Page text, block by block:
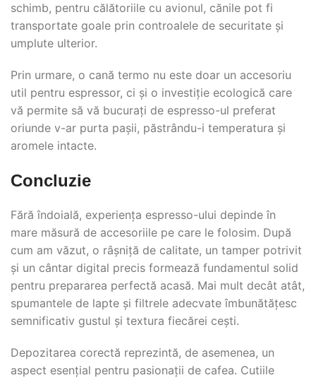
schimb, pentru călătoriile cu avionul, cănile pot fi
transportate goale prin controalele de securitate și
umplute ulterior.
Prin urmare, o cană termo nu este doar un accesoriu
util pentru espressor, ci și o investiție ecologică care
vă permite să vă bucurați de espresso-ul preferat
oriunde v-ar purta pașii, păstrându-i temperatura și
aromele intacte.
Concluzie
Fără îndoială, experiența espresso-ului depinde în
mare măsură de accesoriile pe care le folosim. După
cum am văzut, o râșniță de calitate, un tamper potrivit
și un cântar digital precis formează fundamentul solid
pentru prepararea perfectă acasă. Mai mult decât atât,
spumantele de lapte și filtrele adecvate îmbunătățesc
semnificativ gustul și textura fiecărei cești.
Depozitarea corectă reprezintă, de asemenea, un
aspect esențial pentru pasionații de cafea. Cutiile